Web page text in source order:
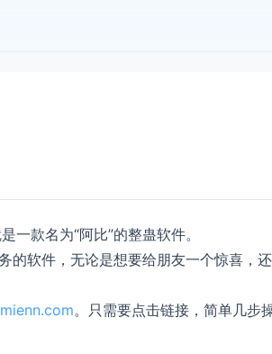
款名为“阿比”的整蛊软件。
的软件，无论是想要给朋友一个惊喜，
。只需要点击链接，简单几步